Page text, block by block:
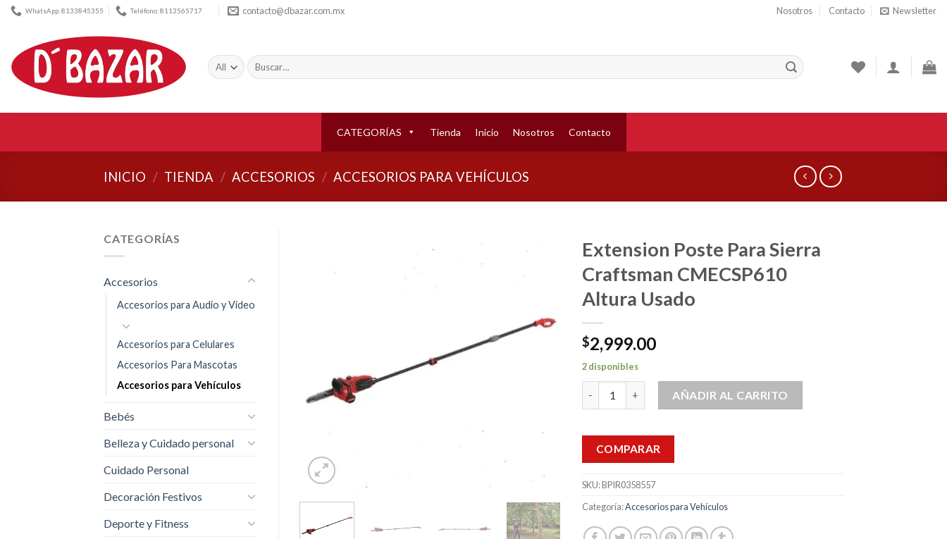
Skip
content
WhatsApp: 8133845355 Teléfono: 8113565717 contacto@dbazar.com.mx Nosotros Contacto Newsletter
Buscar
por:
CATEGORÍAS Tienda Inicio Nosotros Contacto
INICIO / TIENDA / ACCESORIOS / ACCESORIOS PARA VEHÍCULOS
CATEGORÍAS
Accesorios
Accesorios para Audio y Video
Accesorios para Celulares
Accesorios Para Mascotas
Accesorios para Vehículos
Bebés
Belleza y Cuidado personal
Cuidado Personal
Decoración Festivos
Deporte y Fitness
Añadir
deseos
Extension Poste Para Sierra
Craftsman CMECSP610
Altura Usado
$2,999.00
2 disponibles
Extension Poste Para Sierra Craftsman CMECSP610 Altura Usado cantidad
AÑADIR AL CARRITO
COMPARAR
SKU:BPIR0358557
Categoría:Accesorios para Vehículos